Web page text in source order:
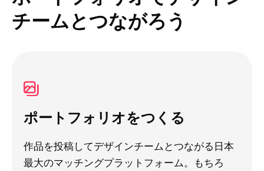
チームとつながろう
ポートフォリオをつくる
作品を投稿してデザインチームとつながる日本
最大のマッチングプラットフォーム。もちろ